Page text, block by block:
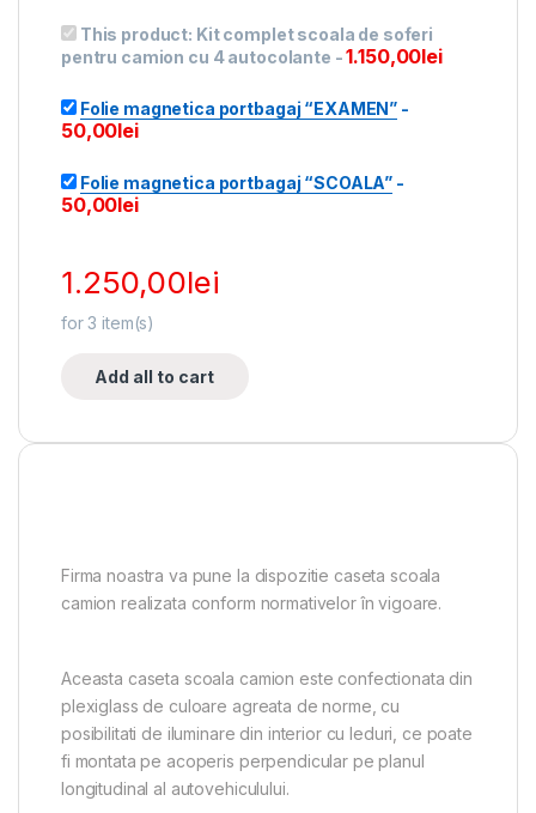
This product: Kit complet scoala de soferi
pentru camion cu 4 autocolante -1.150,00lei
Folie magnetica portbagaj “EXAMEN” -
50,00lei
Folie magnetica portbagaj “SCOALA” -
50,00lei
1.250,00lei
for3 item(s)
Add all to cart
Firma noastra va pune la dispozitie caseta scoala
camion realizata conform normativelor în vigoare.
Aceasta caseta scoala camion este confectionata din
plexiglass de culoare agreata de norme, cu
posibilitati de iluminare din interior cu leduri, ce poate
fi montata pe acoperis perpendicular pe planul
longitudinal al autovehiculului.